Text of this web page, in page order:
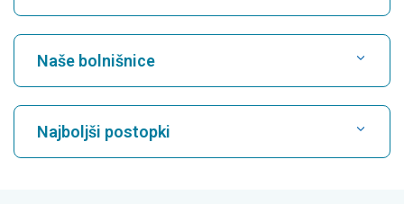
Poišči bolnišnico
Poiščite kardiologa
Naše bolnišnice
Najboljši postopki